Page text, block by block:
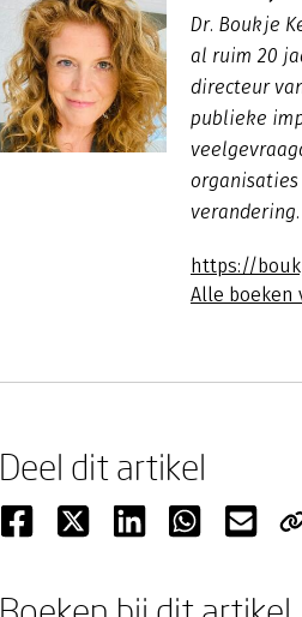
Dr. Boukje
al ruim 20
directeur
publieke
verandering.
https://
Alle boeken
Deel dit artikel